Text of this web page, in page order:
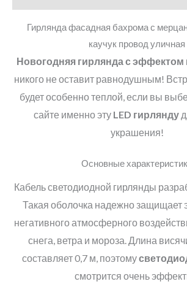
Гирлянда фасадная бахрома с
каучук провод уличная
Новогодняя гирлянда с эффектом
никого не оставит равнодушным!
будет особенно теплой, если вы
сайте именно эту LED гирлянду
украшения!
Основные
Кабель светодиодной гирлянды
Такая оболочка надежно защищает
негативного атмосферного
снега, ветра и мороза. Длина
составляет 0,7 м, поэтому
смотрится очень